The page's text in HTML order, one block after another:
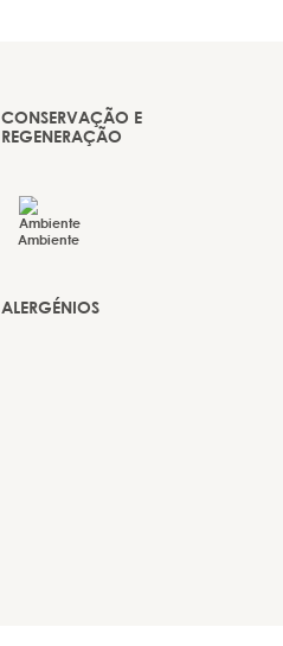
CONSERVAÇÃO E
REGENERAÇÃO
Ambiente
ALERGÉNIOS